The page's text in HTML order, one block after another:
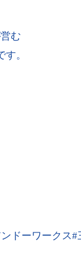
む
。
ドーワークス